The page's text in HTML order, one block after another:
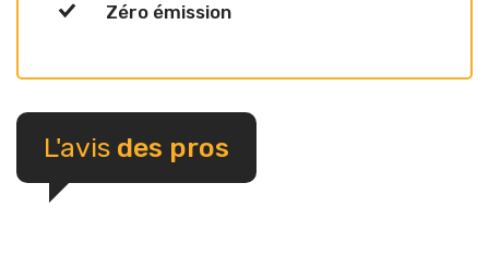
Zéro émission
L'avis des pros